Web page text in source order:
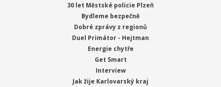
30 let Městské policie Plzeň
Bydleme bezpečně
Dobré zprávy z regionů
Duel Primátor - Hejtman
Energie chytře
Get Smart
Interview
Jak žije Karlovarský kraj